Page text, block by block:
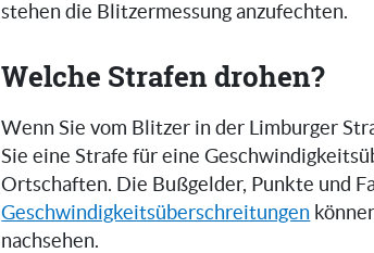
stehen die Blitzermessung anzufechten.
Welche Strafen drohen?
Wenn Sie vom Blitzer in der Limburger
Sie eine Strafe für eine
Ortschaften. Die Bußgelder, Punkte und
Geschwindigkeitsüberschreitungen
nachsehen.